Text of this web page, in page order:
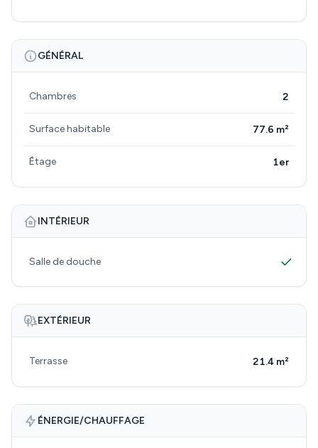
GÉNÉRAL
Chambres 2
Surface habitable 77.6 m²
Étage 1er
INTÉRIEUR
Salle de douche
EXTÉRIEUR
Terrasse 21.4 m²
ÉNERGIE/CHAUFFAGE